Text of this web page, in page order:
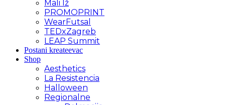
Mali Iž
PROMOPRINT
WearFutsal
TEDxZagreb
LEAP Summit
Postani kreateevac
Shop
Aesthetics
La Resistencia
Halloween
Regionalne